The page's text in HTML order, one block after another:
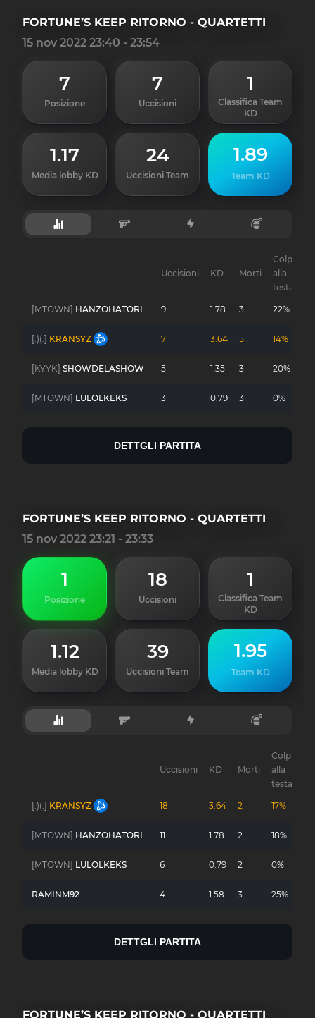
7
Posizione
7
Uccisioni
1
Classifica Team
KD
1.17
Media lobby KD
24
Uccisioni Team
1.89
Team KD
FORTUNE’S KEEP RITORNO - QUARTETTI
15 nov 2022 23:40 - 23:54
Uccisioni KD Morti
Colpi
alla
testa
[MTOWN] HANZOHATORI 9 1.78 3 22%
[.)(.] KRANSYZ 7 3.64 5 14%
[KYYK] SHOWDELASHOW 5 1.35 3 20%
[MTOWN] LULOLKEKS 3 0.79 3 0%
DETTGLI PARTITA
1
Posizione
18
Uccisioni
1
Classifica Team
KD
1.12
Media lobby KD
39
Uccisioni Team
1.95
Team KD
FORTUNE’S KEEP RITORNO - QUARTETTI
15 nov 2022 23:21 - 23:33
Uccisioni KD Morti
Colpi
alla
testa
[.)(.] KRANSYZ 18 3.64 2 17%
[MTOWN] HANZOHATORI 11 1.78 2 18%
[MTOWN] LULOLKEKS 6 0.79 2 0%
RAMINM92 4 1.58 3 25%
DETTGLI PARTITA
FORTUNE’S KEEP RITORNO - QUARTETTI